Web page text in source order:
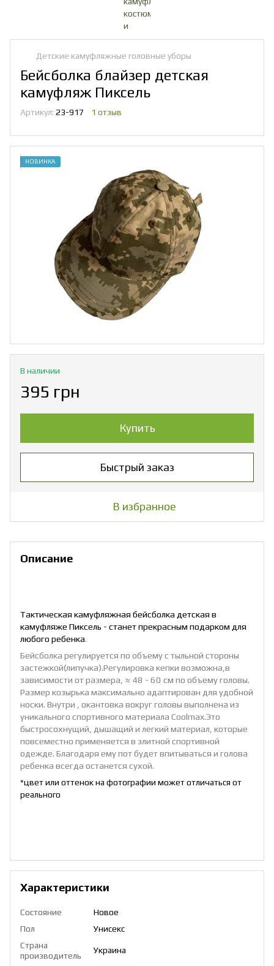
Детские камуфляжные головные уборы
Бейсболка блайзер детская
камуфляж Пиксель
Артикул: 23-917 1 отзыв
НОВИНКА
В наличии
395 грн
Купить
Быстрый заказ
В избранное
Описание
Тактическая камуфляжная бейсболка детская в
камуфляже Пиксель - станет прекрасным подарком для
любого ребенка.
Бейсболка регулируется по объему с тыльной стороны
застежкой(липучка).Регулировка кепки возможна,в
зависимости от размера, ≈ 48 - 60 см по объему головы.
Размер козырька максимально адаптирован для удобной
носки. Внутри , окантовка вокруг головы выполнена из
уникального спортивного материала Coolmax.Это
быстросохнущий, дышащий и легкий материал, которые
повсеместно применяется в элитной спортивной
одежде. Благодаря ему пот будет впитываться и голова
ребенка всегда останется сухой.
*цвет или оттенок на фотографии может отличаться от
реального
Характеристики
Состояние
Новое
Пол
Унисекс
Страна
производитель
Украина